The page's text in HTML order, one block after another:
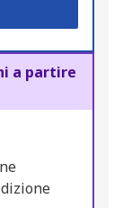
a partire